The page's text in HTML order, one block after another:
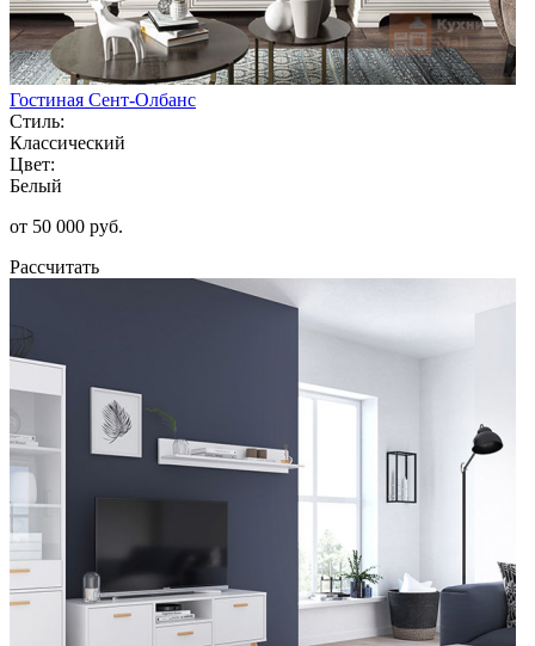
Гостиная Сент-Олбанс
Стиль:
Классический
Цвет:
Белый
от 50 000 руб.
Рассчитать